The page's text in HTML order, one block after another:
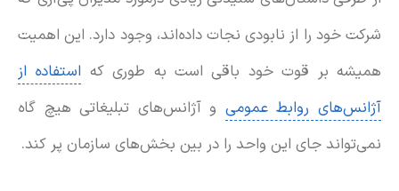
شرکت خود را از نابودی نجات داده‌اند، وجود دارد. این اهمیت
همیشه بر قوت خود باقی است به طوری که استفاده از
آژانس‌های روابط عمومی و آژانس‌های تبلیغاتی هیچ گاه
نمی‌تواند جای این واحد را در بین بخش‌های سازمان پر کند.